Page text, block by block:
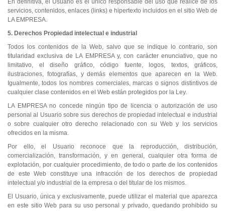
En definitiva, el Usuario es el único responsable del uso que realice de los
servicios, contenidos, enlaces (links) e hipertexto incluidos en el sitio Web de
LA EMPRESA.
5. Derechos Propiedad intelectual e industrial
Todos los contenidos de la Web, salvo que se indique lo contrario, son
titularidad exclusiva de LA EMPRESA y, con carácter enunciativo, que no
limitativo, el diseño gráfico, código fuente, logos, textos, gráficos,
ilustraciones, fotografías, y demás elementos que aparecen en la Web.
Igualmente, todos los nombres comerciales, marcas o signos distintivos de
cualquier clase contenidos en el Web están protegidos por la Ley.
LA EMPRESA no concede ningún tipo de licencia o autorización de uso
personal al Usuario sobre sus derechos de propiedad intelectual e industrial
o sobre cualquier otro derecho relacionado con su Web y los servicios
ofrecidos en la misma.
Por ello, el Usuario reconoce que la reproducción, distribución,
comercialización, transformación, y en general, cualquier otra forma de
explotación, por cualquier procedimiento, de todo o parte de los contenidos
de este Web constituye una infracción de los derechos de propiedad
intelectual y/o industrial de la empresa o del titular de los mismos.
El Usuario, única y exclusivamente, puede utilizar el material que aparezca
en este sitio Web para su uso personal y privado, quedando prohibido su